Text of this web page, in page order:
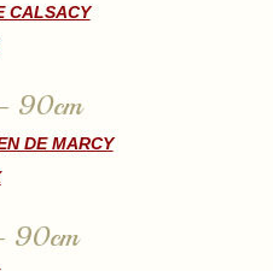
CALSACY
90cm
DE MARCY
90cm